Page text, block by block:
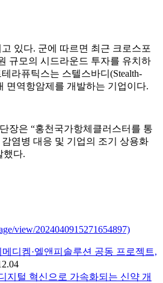
있다. 군에 따르면 최근 크로스포
규모의 시드라운드 투자를 유치하
라퓨틱스는 스텔스바디(Stealth-
면역항암제를 개발하는 기업이다.
장은 “홍천국가항체클러스터를 통
염병 대응 및 기업의 조기 상용화
했다.
view/2024040915271654897)
메디켐·엘앤피솔루션 공동 프로젝트,
지털 혁신으로 가속화되는 신약 개